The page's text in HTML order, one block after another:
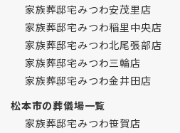
家族葬邸宅みつわ安茂里店
家族葬邸宅みつわ稲里中央店
家族葬邸宅みつわ北尾張部店
家族葬邸宅みつわ三輪店
家族葬邸宅みつわ金井田店
松本市の葬儀場一覧
家族葬邸宅みつわ笹賀店